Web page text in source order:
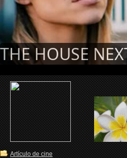
THE HOUSE
Artículo de cine